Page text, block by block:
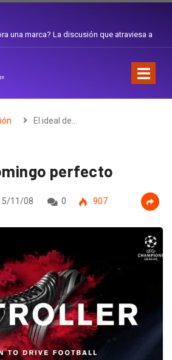
cambiarse el sombrero en Corporación
El ideal de…
perfecto
11/08 0 907